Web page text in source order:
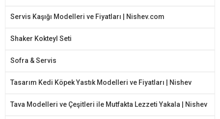
Servis Kaşığı Modelleri ve Fiyatları | Nishev.com
Shaker Kokteyl Seti
Sofra & Servis
Tasarım Kedi Köpek Yastık Modelleri ve Fiyatları | Nishev
Tava Modelleri ve Çeşitleri ile Mutfakta Lezzeti Yakala | Nishev